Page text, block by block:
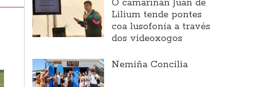
O camariñán Juan de
Lilium tende pontes
coa lusofonía a través
dos videoxogos
Nemiña Concilia